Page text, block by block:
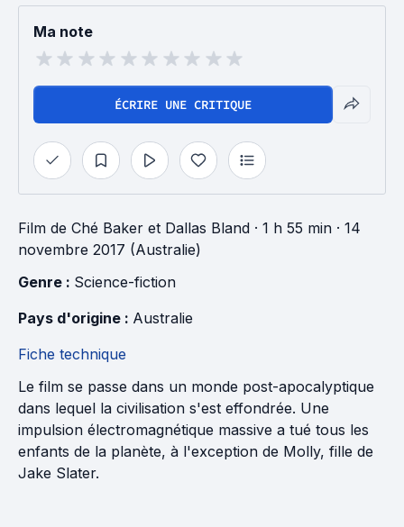
Ma note
ÉCRIRE UNE CRITIQUE
Film de Ché Baker et Dallas Bland · 1 h 55 min · 14
novembre 2017 (Australie)
Genre : Science-fiction
Pays d'origine : Australie
Fiche technique
Le film se passe dans un monde post-apocalyptique
dans lequel la civilisation s'est effondrée. Une
impulsion électromagnétique massive a tué tous les
enfants de la planète, à l'exception de Molly, fille de
Jake Slater.